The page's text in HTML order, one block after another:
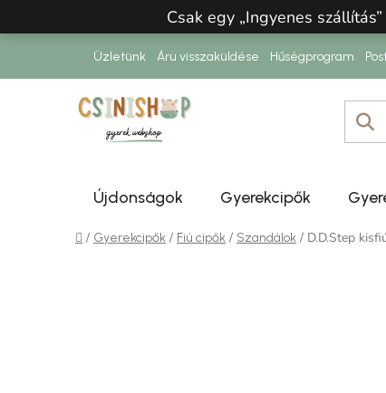
Csak egy „Ingyenes
Üzletünk Áru visszaküldése Hűségprogram
Újdonságok Gyerekcipők
Kezdőlap
/ Gyerekcipők / Fiú cipők / Szandálok / D.D.Step